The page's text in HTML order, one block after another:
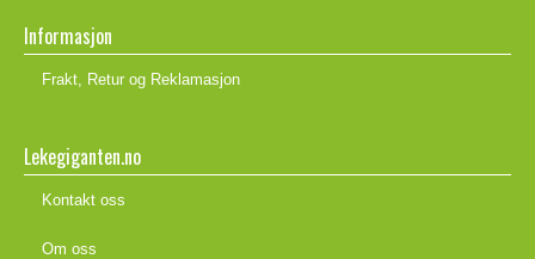
Informasjon
Frakt, Retur og Reklamasjon
Lekegiganten.no
Kontakt oss
Om oss